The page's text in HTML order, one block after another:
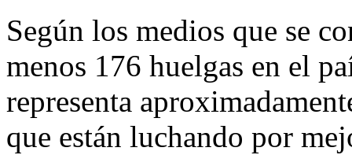
Según los medios que se
menos 176 huelgas en el
representa
que están luchando por